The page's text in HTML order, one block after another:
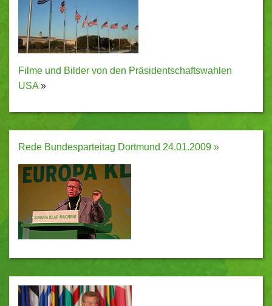
Filme und Bilder von den Präsidentschaftswahlen
USA »
Rede Bundesparteitag Dortmund 24.01.2009 »